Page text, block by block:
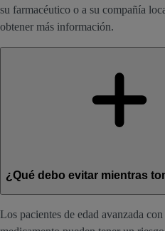
su farmacéutico o a su compañía
obtener más información.
¿Qué debo evitar mientras
Los pacientes de edad avanzada